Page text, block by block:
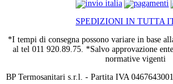
SPEDIZIONI IN TUTTA
*I tempi di consegna possono variare in base
al tel 011 920.89.75. *Salvo approvazione
normative vigenti
BP Termosanitari s.r.l. - Partita IVA